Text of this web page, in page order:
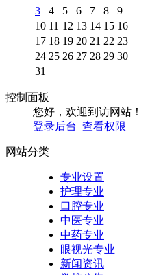
3
4 5 6 7 8
9
10 11 12 13 14 15 16
17 18 19 20 21 22 23
24 25 26 27 28 29 30
31
控制面板
您好，欢迎到访网站！
登录后台 查看权限
网站分类
专业设置
护理专业
口腔专业
中医专业
中药专业
眼视光专业
新闻资讯